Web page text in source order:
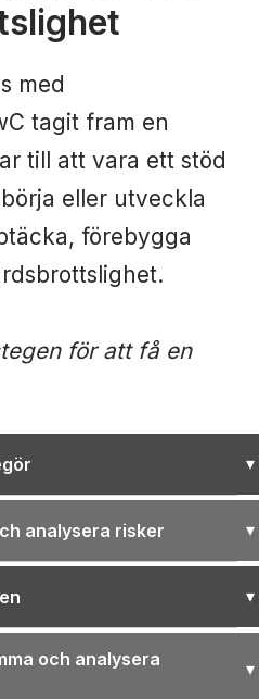
med
tagit fram en
till att vara ett stöd
eller utveckla
förebygga
för att få en
▾
analysera risker ▾
▾
och analysera
▾